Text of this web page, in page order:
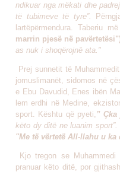
ndikuar nga mëkati dhe
të tubimeve të tyre”.
lartëpërmendura. Taberiu
marrin pjesë në
as nuk i shoqërojnë ata."
Prej sunnetit të
jomuslimanët, sidomos në
e Ebu Davudid, Enes ibën
lem erdhi në Medine,
sport. Kështu që pyeti,”
këto dy ditë ne luanim sport”.
"Me të vërtetë All-llahu u
Kjo tregon se
pranuar këto ditë, por